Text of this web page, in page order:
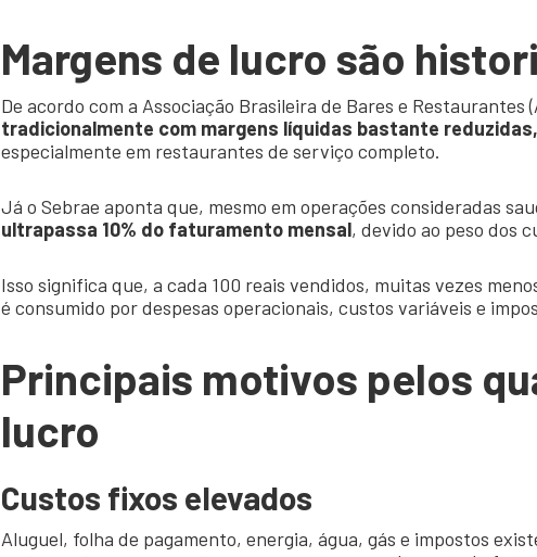
Margens de lucro são
De acordo com a Associação Brasileira de Bares e Restaurantes
tradicionalmente com margens líquidas bastante
especialmente em restaurantes de serviço completo.
Já o Sebrae aponta que, mesmo em operações consideradas
ultrapassa 10% do faturamento mensal, devido ao peso dos
Isso significa que, a cada 100 reais vendidos, muitas vezes
é consumido por despesas operacionais, custos variáveis e
Principais motivos pelos
lucro
Custos fixos elevados
Aluguel, folha de pagamento, energia, água, gás e impostos